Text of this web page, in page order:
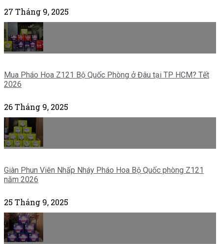
27 Tháng 9, 2025
Mua Pháo Hoa Z121 Bộ Quốc Phòng ở Đâu tại TP HCM? Tết
2026
26 Tháng 9, 2025
Giàn Phun Viên Nhấp Nháy Pháo Hoa Bộ Quốc phòng Z121
năm 2026
25 Tháng 9, 2025